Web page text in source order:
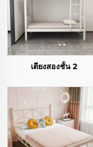
เตียงสองชั้น 2